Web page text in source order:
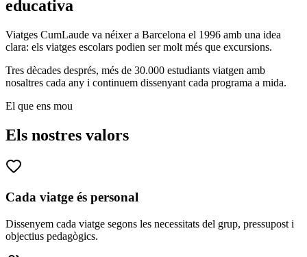
educativa
Viatges CumLaude va néixer a Barcelona el 1996 amb una idea
clara: els viatges escolars podien ser molt més que excursions.
Tres dècades després, més de 30.000 estudiants viatgen amb
nosaltres cada any i continuem dissenyant cada programa a mida.
El que ens mou
Els nostres valors
Cada viatge és personal
Dissenyem cada viatge segons les necessitats del grup, pressupost i
objectius pedagògics.